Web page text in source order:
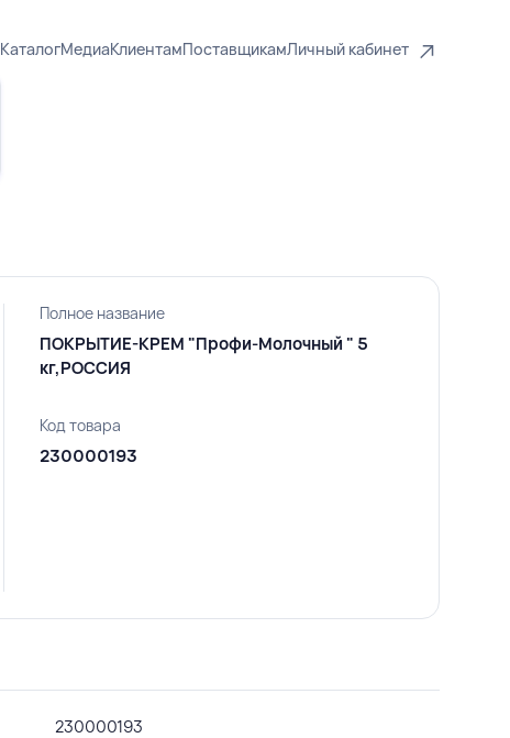
КаталогМедиаКлиентамПоставщикамЛичный кабинет
Полное название
ПОКРЫТИЕ-КРЕМ "Профи-Молочный " 5
кг,РОССИЯ
Код товара
230000193
230000193